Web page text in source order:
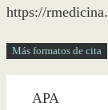
https://
Más formatos de cita
APA